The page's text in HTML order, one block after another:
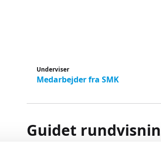
Underviser
Medarbejder fra SMK
Guidet